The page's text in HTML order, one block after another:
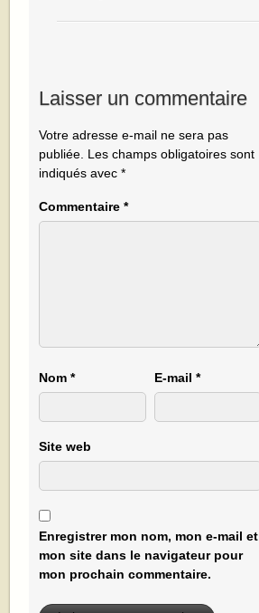
Laisser un commentaire
Votre adresse e-mail ne sera pas
publiée. Les champs obligatoires sont
indiqués avec*
Commentaire*
Nom* E-mail*
Site web
Enregistrer mon nom, mon e-mail et
mon site dans le navigateur pour
mon prochain commentaire.